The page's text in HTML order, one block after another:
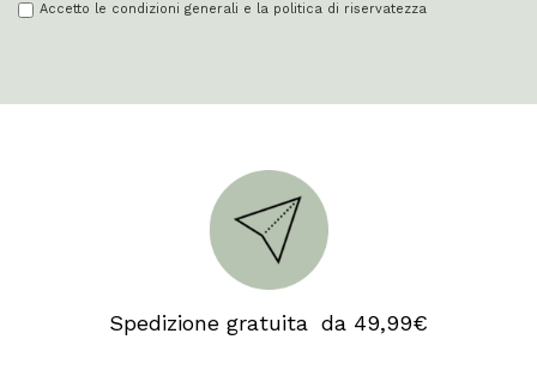
Accetto le condizioni generali e la politica di riservatezza
Spedizione gratuita da 49,99€